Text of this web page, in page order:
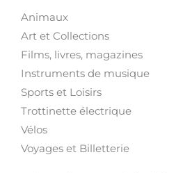
Animaux
Art et Collections
Films, livres, magazines
Instruments de musique
Sports et Loisirs
Trottinette électrique
Vélos
Voyages et Billetterie